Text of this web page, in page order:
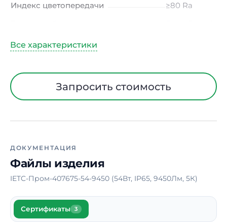
Индекс цветопередачи
≥80 Ra
Угол рассеивания
Диапазон рабочих температур
+50 ℃
Класс защиты от электрического
I
Материал корпуса
Блок аварийного питания
режиме
Способ монтажа
Запросить стоимость
ДОКУМЕНТАЦИЯ
Файлы изделия
IETC-Пром-407675-54-9450 (54Вт, IP65, 9450Лм, 5К)
Сертификаты 3